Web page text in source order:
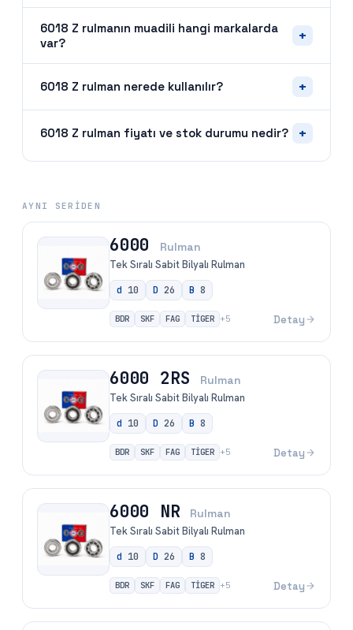
6018 Z rulmanın muadili hangi markalarda
var?
+
6018 Z rulman nerede kullanılır? +
6018 Z rulman fiyatı ve stok durumu nedir? +
AYNI SERIDEN
6000 Rulman
Tek Sıralı Sabit Bilyalı Rulman
d 10 D 26 B 8
BDR SKF FAG TİGER +5 Detay
6000 2RS Rulman
Tek Sıralı Sabit Bilyalı Rulman
d 10 D 26 B 8
BDR SKF FAG TİGER +5 Detay
6000 NR Rulman
Tek Sıralı Sabit Bilyalı Rulman
d 10 D 26 B 8
BDR SKF FAG TİGER +5 Detay